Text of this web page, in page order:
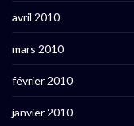
avril 2010
mars 2010
février 2010
janvier 2010